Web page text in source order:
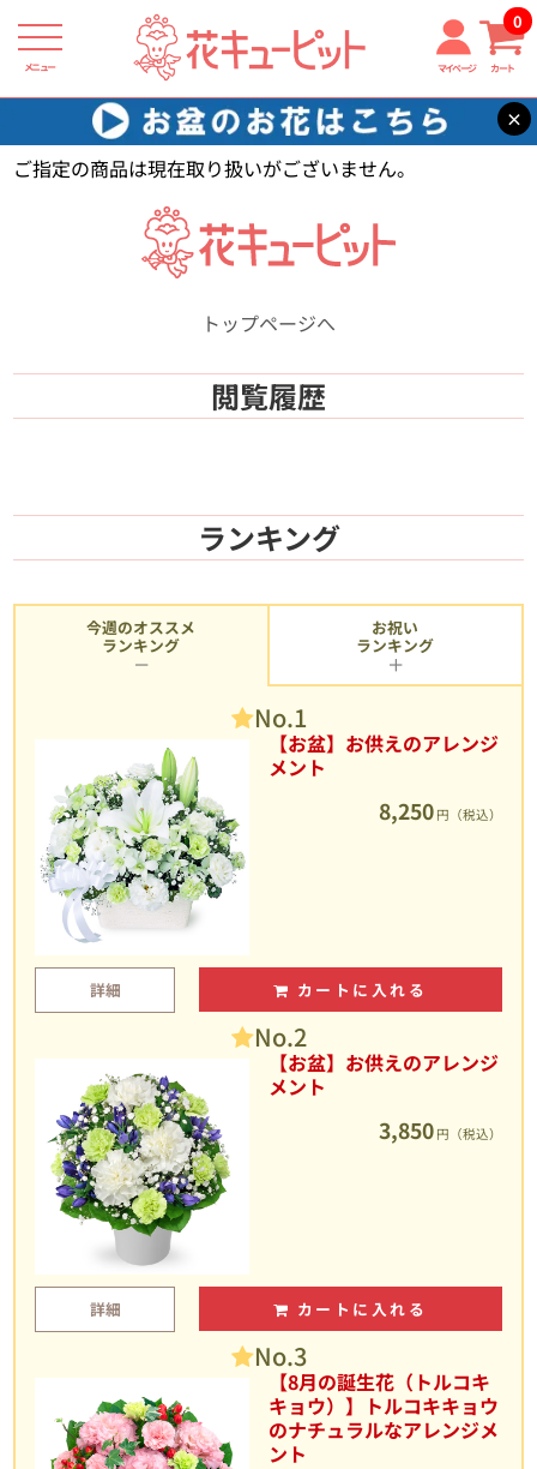
メニュー マイページ カート
0
×
花キューピット 【】
ご指定の商品は現在取り扱いがございません。
トップページへ
閲覧履歴
ランキング
今週のオススメ
ランキング
No.1
【お盆】お供えのアレンジ
メント
8,250 円（税込）
詳細 カートに入れる
No.2
【お盆】お供えのアレンジ
メント
3,850 円（税込）
詳細 カートに入れる
No.3
【8月の誕生花（トルコキ
キョウ）】トルコキキョウ
のナチュラルなアレンジメ
ント
お祝い
ランキング